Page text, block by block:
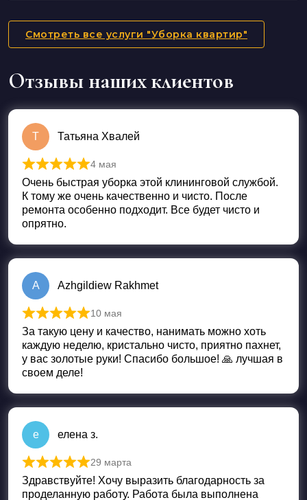
Смотреть все услуги "Уборка квартир"
Отзывы наших клиентов
Т Татьяна Хвалей
Оценка
4 мая
Очень быстрая уборка этой клининговой службой.
К тому же очень качественно и чисто. После
ремонта особенно подходит. Все будет чисто и
опрятно.
A Azhgildiew Rakhmet
Оценка
10 мая
За такую цену и качество, нанимать можно хоть
каждую неделю, кристально чисто, приятно пахнет,
у вас золотые руки! Спасибо большое! 🙏 лучшая в
своем деле!
е елена з.
Оценка из 5
29 марта
Здравствуйте! Хочу выразить благодарность за
проделанную работу. Работа была выполнена